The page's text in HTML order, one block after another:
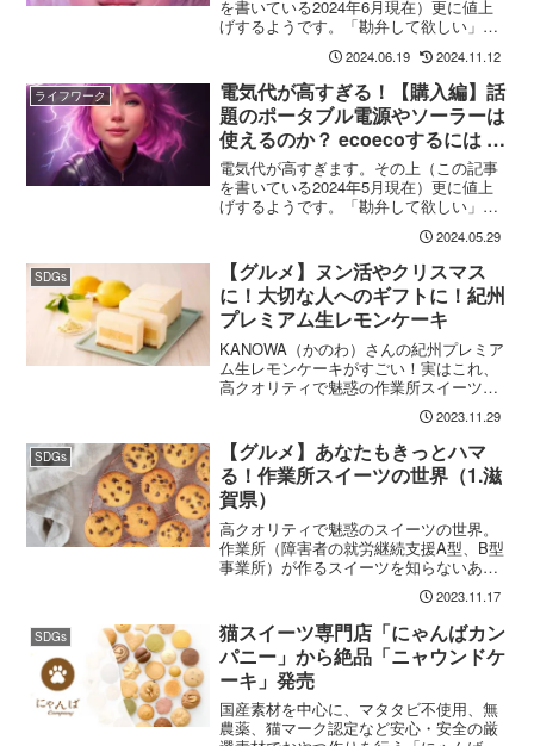
を書いている2024年6月現在）更に値上
げするようです。「勘弁して欲しい」で
はどういう手が取れるか。
2024.06.19 2024.11.12
ライフワーク
電気代が高すぎる！【購入編】話
題のポータブル電源やソーラーは
使えるのか？ ecoecoするには +
災害時への対応
電気代が高すぎます。その上（この記事
を書いている2024年5月現在）更に値上
げするようです。「勘弁して欲しい」と
思うのも束の間にしておきまして、では
2024.05.29
SDGs
【グルメ】ヌン活やクリスマス
に！大切な人へのギフトに！紀州
プレミアム生レモンケーキ
KANOWA（かのわ）さんの紀州プレミア
ム生レモンケーキがすごい！実はこれ、
高クオリティで魅惑の作業所スイーツな
のです。アフタヌーンティーやクリスマ
スパーティーのお供に、そしてギフトに
も良し。
2023.11.29
SDGs
【グルメ】あなたもきっとハマ
る！作業所スイーツの世界（1.滋
賀県）
高クオリティで魅惑のスイーツの世界。
作業所（障害者の就労継続支援A型、B型
事業所）が作るスイーツを知らないあな
たは人生、損をしている？！第1回目は滋
2023.11.17
SDGs
猫スイーツ専門店「にゃんばカン
パニー」から絶品「ニャウンドケ
ーキ」発売
国産素材を中心に、マタタビ不使用、無
農薬、猫マーク認定など安心・安全の厳